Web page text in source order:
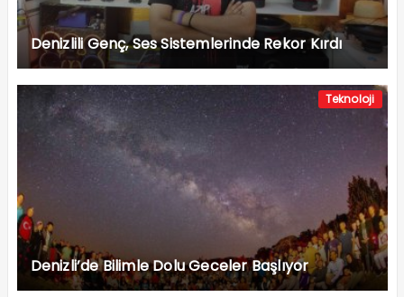
Denizlili Genç, Ses Sistemlerinde Rekor Kırdı
Teknoloji
Denizli’de Bilimle Dolu Geceler Başlıyor